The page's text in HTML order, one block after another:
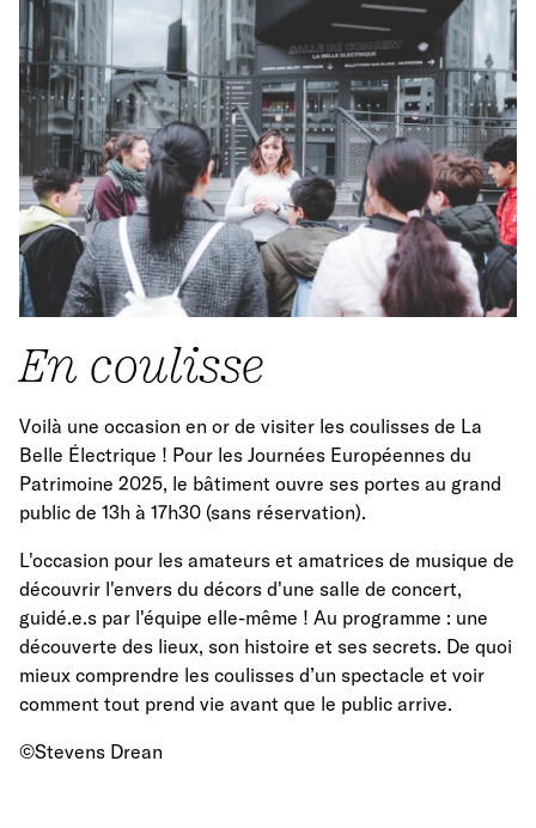
En coulisse
Voilà une occasion en or de visiter les coulisses de La
Belle Électrique ! Pour les Journées Européennes du
Patrimoine 2025, le bâtiment ouvre ses portes au grand
public de 13h à 17h30 (sans réservation).
L'occasion pour les amateurs et amatrices de musique de
découvrir l'envers du décors d'une salle de concert,
guidé.e.s par l'équipe elle-même ! Au programme : une
découverte des lieux, son histoire et ses secrets. De quoi
mieux comprendre les coulisses d’un spectacle et voir
comment tout prend vie avant que le public arrive.
©Stevens Drean